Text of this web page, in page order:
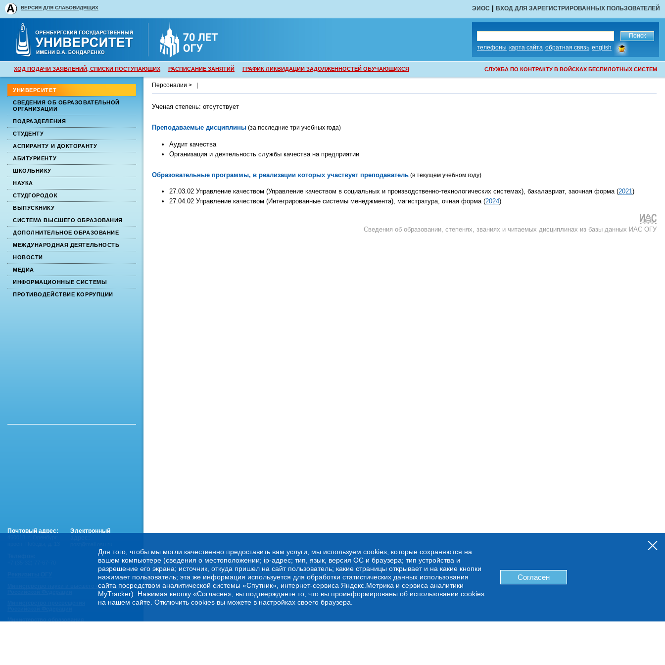
ЭИОС | ВХОД ДЛЯ ЗАРЕГИСТРИРОВАННЫХ ПОЛЬЗОВАТЕЛЕЙ
ВЕРСИЯ ДЛЯ СЛАБОВИДЯЩИХ
телефоны карта сайта обратная связь english
сообщить
об
ошибке
СЛУЖБА ПО КОНТРАКТУ В ВОЙСКАХ БЕСПИЛОТНЫХ СИСТЕМ
ХОД ПОДАЧИ ЗАЯВЛЕНИЙ, СПИСКИ ПОСТУПАЮЩИХ РАСПИСАНИЕ ЗАНЯТИЙ ГРАФИК ЛИКВИДАЦИИ ЗАДОЛЖЕННОСТЕЙ ОБУЧАЮЩИХСЯ
УНИВЕРСИТЕТ
СВЕДЕНИЯ ОБ ОБРАЗОВАТЕЛЬНОЙ
ОРГАНИЗАЦИИ
ПОДРАЗДЕЛЕНИЯ
СТУДЕНТУ
АСПИРАНТУ И ДОКТОРАНТУ
АБИТУРИЕНТУ
ШКОЛЬНИКУ
НАУКА
СТУДГОРОДОК
ВЫПУСКНИКУ
СИСТЕМА ВЫСШЕГО ОБРАЗОВАНИЯ
ДОПОЛНИТЕЛЬНОЕ ОБРАЗОВАНИЕ
МЕЖДУНАРОДНАЯ ДЕЯТЕЛЬНОСТЬ
НОВОСТИ
МЕДИА
ИНФОРМАЦИОННЫЕ СИСТЕМЫ
ПРОТИВОДЕЙСТВИЕ КОРРУПЦИИ
Персоналии >
Ученая степень: отсутствует
Преподаваемые дисциплины (за последние три учебных года)
Аудит качества
Организация и деятельность службы качества на предприятии
Образовательные программы, в реализации которых участвует преподаватель (в текущем учебном году)
27.03.02 Управление качеством (Управление качеством в социальных и производственно-технологических системах), бакалавриат, заочная форма (2021)
27.04.02 Управление качеством (Интегрированные системы менеджмента), магистратура, очная форма (2024)
Сведения об образовании, степенях, званиях и читаемых дисциплинах из базы данных ИАС ОГУ
Для того, чтобы мы могли качественно предоставить вам услуги, мы используем cookies, которые сохраняются на
вашем компьютере (сведения о местоположении; ip-адрес; тип, язык, версия ОС и браузера; тип устройства и
разрешение его экрана; источник, откуда пришел на сайт пользователь; какие страницы открывает и на какие кнопки
нажимает пользователь; эта же информация используется для обработки статистических данных использования
сайта посредством аналитической системы «Спутник», интернет-сервиса Яндекс.Метрика и сервиса аналитики
MyTracker). Нажимая кнопку «Согласен», вы подтверждаете то, что вы проинформированы об использовании cookies
на нашем сайте. Отключить cookies вы можете в настройках своего браузера.
Согласен
Почтовый адрес:
Электронный
Министерство науки и высшего образования